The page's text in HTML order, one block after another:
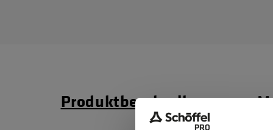
Produktbeschreibung